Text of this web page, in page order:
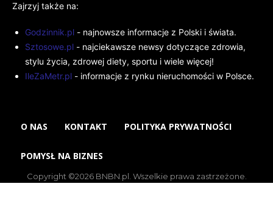
Zajrzyj także na:
Godzinnik.pl - najnowsze informacje z Polski i świata.
Sztosowe.pl - najciekawsze newsy dotyczące zdrowia,
stylu życia, zdrowej diety, sportu i wiele więcej!
IleZaMetr.pl - informacje z rynku nieruchomości w Polsce.
O NAS KONTAKT POLITYKA PRYWATNOŚCI
POMYSŁ NA BIZNES
Copyright ©2026 BNBN.pl. Wszelkie prawa zastrzeżone.